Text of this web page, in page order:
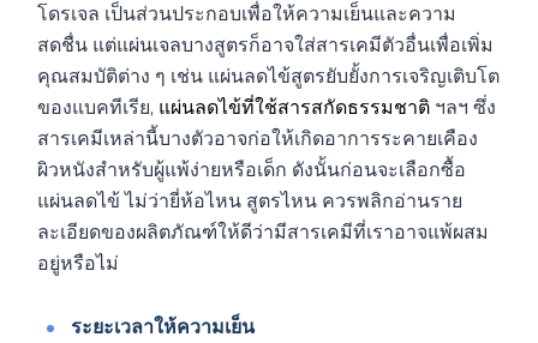
โดรเจล เป็นส่วนประกอบเพื่อให้ความเย็นและความ
สดชื่น แต่แผ่นเจลบางสูตรก็อาจใส่สารเคมีตัวอื่นเพื่อเพิ่ม
คุณสมบัติต่าง ๆ เช่น แผ่นลดไข้สูตรยับยั้งการเจริญเติบโต
ของแบคทีเรีย, แผ่นลดไข้ที่ใช้สารสกัดธรรมชาติ ฯลฯ ซึ่ง
สารเคมีเหล่านี้บางตัวอาจก่อให้เกิดอาการระคายเคือง
ผิวหนังสำหรับผู้แพ้ง่ายหรือเด็ก ดังนั้นก่อนจะเลือกซื้อ
แผ่นลดไข้ ไม่ว่ายี่ห้อไหน สูตรไหน ควรพลิกอ่านราย
ละเอียดของผลิตภัณฑ์ให้ดีว่ามีสารเคมีที่เราอาจแพ้ผสม
อยู่หรือไม่
ระยะเวลาให้ความเย็น